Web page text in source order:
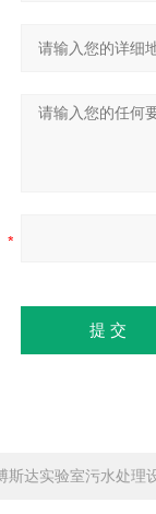
斯达实验室污水处理